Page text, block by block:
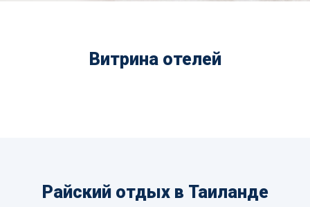
Витрина отелей
Райский отдых в Таиланде